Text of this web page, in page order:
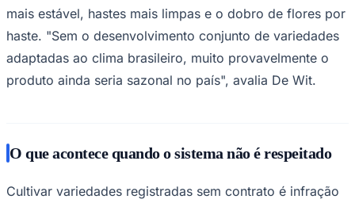
mais estável, hastes mais limpas e o dobro de flores por
haste. "Sem o desenvolvimento conjunto de variedades
adaptadas ao clima brasileiro, muito provavelmente o
produto ainda seria sazonal no país", avalia De Wit.
O que acontece quando o sistema não é respeitado
Cultivar variedades registradas sem contrato é infração